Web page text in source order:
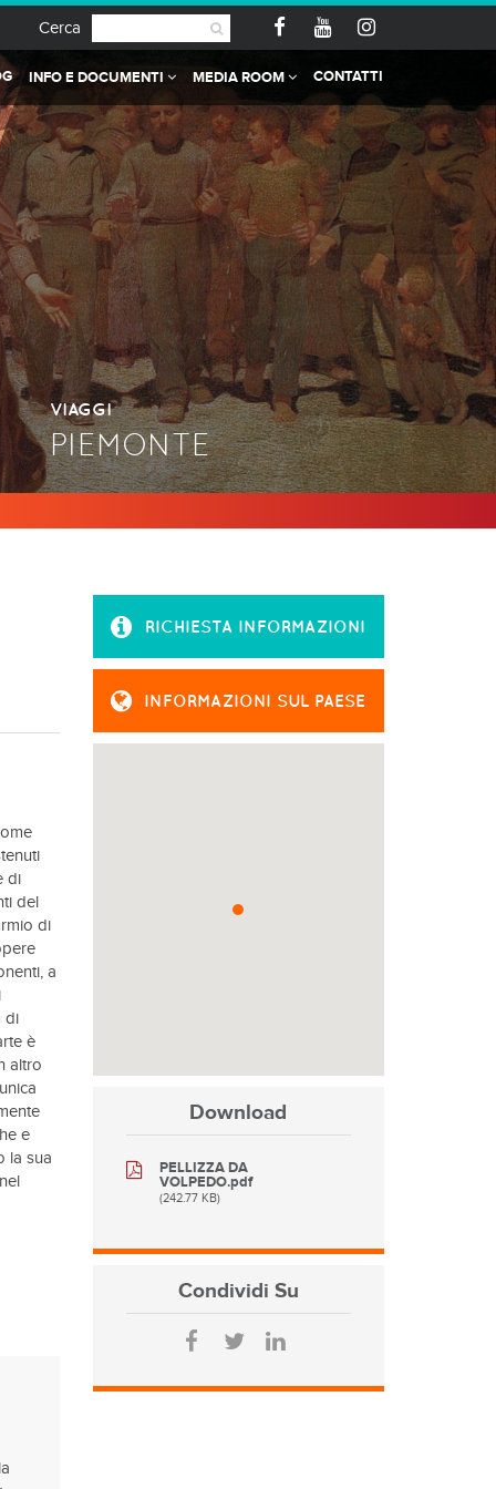
Cerca
INFO E DOCUMENTI MEDIA ROOM CONTATTI
VIAGGI
PIEMONTE
di
del
di
a
di
è
altro
e
la sua
RICHIESTA INFORMAZIONI
INFORMAZIONI SUL PAESE
Download
PELLIZZA DA
VOLPEDO.pdf
(242.77 KB)
Condividi Su